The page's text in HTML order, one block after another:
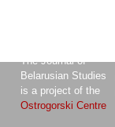
The Journal of
Belarusian Studies
is a project of the
Ostrogorski Centre